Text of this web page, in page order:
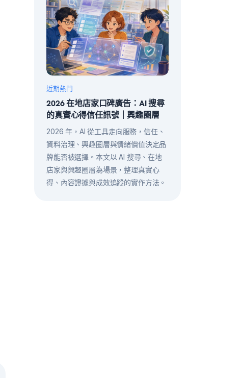
近期熱門
2026 在地店家口碑廣告：AI 搜尋
的真實心得信任訊號｜興趣圈層
2026 年，AI 從工具走向服務，信任、
資料治理、興趣圈層與情緒價值決定品
牌能否被選擇。本文以 AI 搜尋、在地
店家與興趣圈層為場景，整理真實心
得、內容證據與成效追蹤的實作方法。